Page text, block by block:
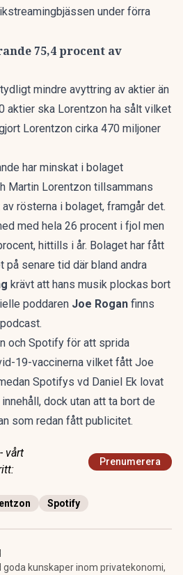
under förra
75,4 procent av
mindre avyttring av aktier än
aktier ska Lorentzon ha sålt vilket
Lorentzon cirka 470 miljoner
har minskat i bolaget
Martin Lorentzon tillsammans
rösterna i bolaget, framgår det.
med hela 26 procent i fjol men
hittills i år. Bolaget har fått
senare tid där bland andra
krävt att hans musik plockas bort
poddaren Joe Rogan finns
och Spotify för att sprida
19-vaccinerna vilket fått Joe
Spotifys vd Daniel Ek lovat
dock utan att ta bort de
som redan fått publicitet.
vårt
Prenumerera
Spotify
kunskaper inom privatekonomi,